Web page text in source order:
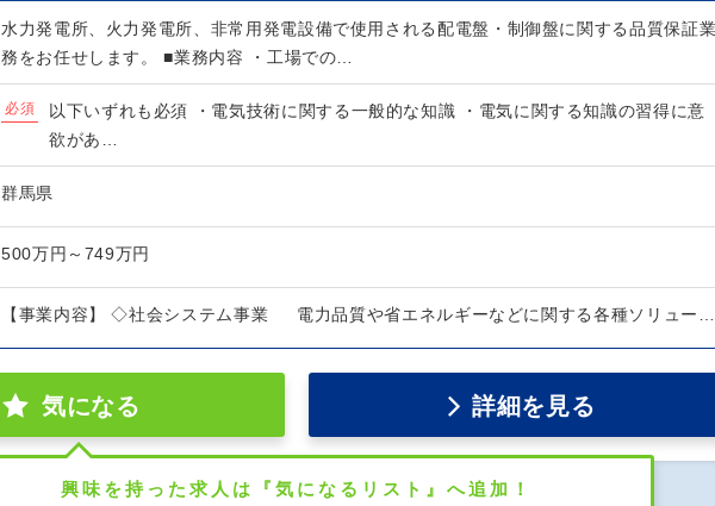
水力発電所、火力発電所、非常用発電設備で使用される配電盤・制御盤に関する品質保証
務をお任せします。 ■業務内容 ・工場での…
必須
以下いずれも必須 ・電気技術に関する一般的な知識 ・電気に関する知識の習得に意
欲があ…
群馬県
500万円～749万円
【事業内容】 ◇社会システム事業 電力品質や省エネルギーなどに関する各種ソリュー…
気になる 詳細を見る
興味を持った求人は『気になるリスト』へ追加！